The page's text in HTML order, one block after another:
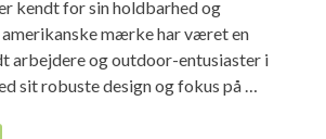
kendt for sin holdbarhed og
mærke har været en
arbejdere og outdoor-entusiaster i
sit robuste design og fokus på …